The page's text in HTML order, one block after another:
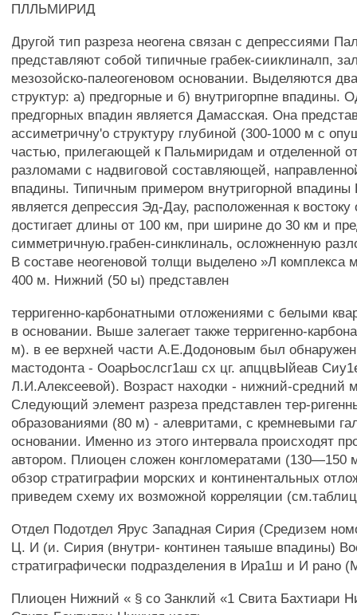
ПЛЛЬМИРИД
Другой тип разреза неогена связан с депрессиями
представляют собой типичные грабек-сииклиналп,
мезозойско-палеогеновом основании. Выделяются
структур: а) предгорные и б) внутригорпне впадины.
предгорных впадин является Дамасская. Она
ассиметричну'о структуру глубиной (300-1000 м с
частью, прилегающей к Пальмиридам и отделенной
разломами с надвиговой составляющей,
впадины. Типичным примером внутригорной
является депрессия Эд-Дау, расположенная к
достигает длины от 100 км, при ширине до 30 км и
симметричную.грабен-синклиналь, осложненную
В составе неогеновой толщи выделено »Л комплекса
400 м. Нижний (50 ы) представлен
терригенно-карбонатными отложениями с белыми
в основании. Выше залегает также терригенно-
м). в ее верхней части А.Е.Додоновым был
мастодонта - ОоарЬослсг1аш сх цг. апццвЫйеав
Л.И.Алексеевой). Возраст находки - нижний-средний
Следующий элемент разреза представлен тер-
образованиями (80 м) - алевритами, с кремневыми
основании. Именно из этого интервала происходят
автором. Плиоцен сложен конгломератами (130—150
обзор стратиграфии морских и континентальных
приведем схему их возможной корреляции
Отдел Подотдел Ярус Западная Сирия (Средизем
Ц. И (и. Сирия (внутри- континен таяыше впадины)
стратиграфически подразделения в Ира1ш и И рано
Плиоцен Нижний « § со Занклий «1 Свита Бахтиари